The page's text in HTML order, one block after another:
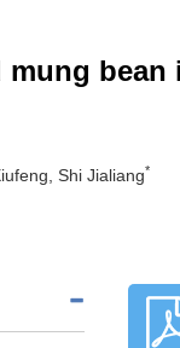
Shi Jialiang*